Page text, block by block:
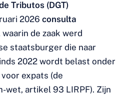
Tributos (DGT)
2026 consulta
waarin de zaak werd
staatsburger die naar
2022 wordt belast onder
expats (de
wet, artikel 93 LIRPF). Zijn